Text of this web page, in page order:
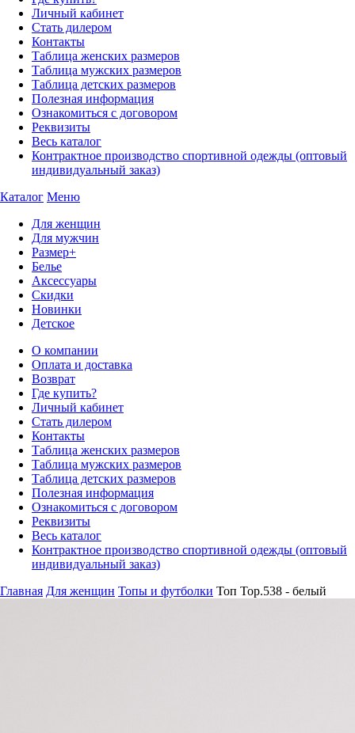
Личный кабинет
Стать дилером
Контакты
Таблица женских размеров
Таблица мужских размеров
Таблица детских размеров
Полезная информация
Ознакомиться с договором
Реквизиты
Весь каталог
Контрактное производство спортивной одежды (оптовый
индивидуальный заказ)
Каталог Меню
Для женщин
Для мужчин
Размер+
Белье
Аксессуары
Скидки
Новинки
Детское
О компании
Оплата и доставка
Возврат
Где купить?
Личный кабинет
Стать дилером
Контакты
Таблица женских размеров
Таблица мужских размеров
Таблица детских размеров
Полезная информация
Ознакомиться с договором
Реквизиты
Весь каталог
Контрактное производство спортивной одежды (оптовый
индивидуальный заказ)
Главная Для женщин Топы и футболки Топ Top.538 - белый